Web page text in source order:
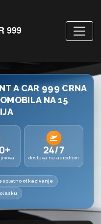
999
A CAR 999 CRNA
NA 15
24/7
dostava na aerodrom
otkazivanje